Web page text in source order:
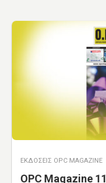
ΕΚΔΟΣΕΙΣ OPC MAGAZINE
OPC Magazine